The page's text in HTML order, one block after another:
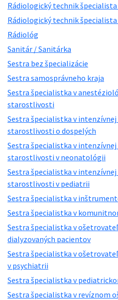
Rádiologický technik
Rádiologický technik
Rádiológ
Sanitár / Sanitárka
Sestra bez špecializácie
Sestra samosprávneho kraja
Sestra špecialistka v
starostlivosti
Sestra špecialistka v
starostlivosti o dospelých
Sestra špecialistka v
starostlivosti v neonatológii
Sestra špecialistka v
starostlivosti v pediatrii
Sestra špecialistka v
Sestra špecialistka v
Sestra špecialistka v
dialyzovaných pacientov
Sestra špecialistka v
v psychiatrii
Sestra špecialistka v
Sestra špecialistka v revíznom